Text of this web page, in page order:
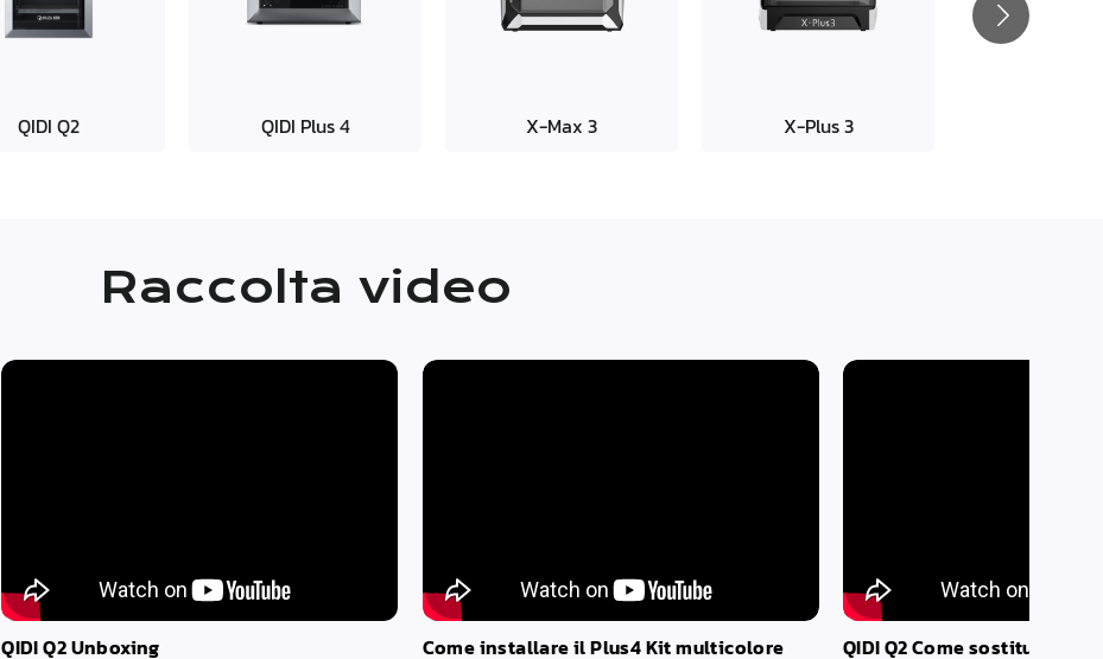
QIDI Q2 QIDI Plus4 X-Max 3 X-Plus3
Raccolta video
QIDIQ2Unboxing Come installare ilPlus4Kit multicolore
QIDIQ2Come sostituire